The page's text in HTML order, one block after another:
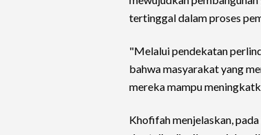
tertinggal dalam proses
"Melalui pendekatan
bahwa masyarakat yang
mereka mampu
Khofifah menjelaskan,